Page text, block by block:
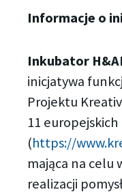
Informacje o
Inkubator
inicjatywa
Projektu
11
(https://
mająca na celu
realizacji